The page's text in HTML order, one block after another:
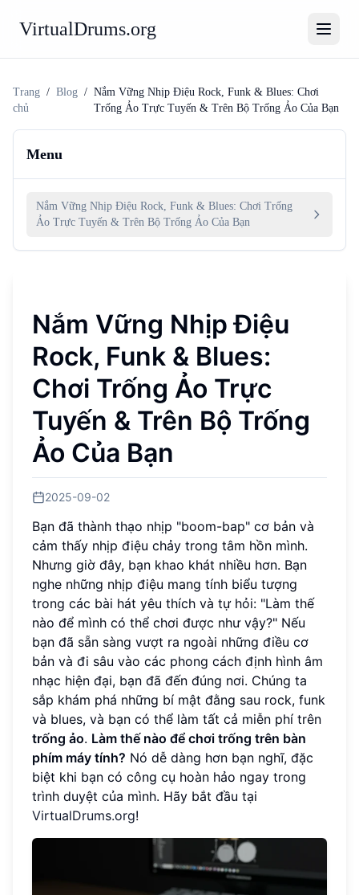
VirtualDrums.org
Trang
chủ
/ Blog / Nắm Vững Nhịp Điệu Rock, Funk & Blues: Chơi
Trống Ảo Trực Tuyến & Trên Bộ Trống Ảo Của Bạn
Menu
Nắm Vững Nhịp Điệu Rock, Funk & Blues: Chơi Trống
Ảo Trực Tuyến & Trên Bộ Trống Ảo Của Bạn
Nắm Vững Nhịp Điệu
Rock, Funk & Blues:
Chơi Trống Ảo Trực
Tuyến & Trên Bộ Trống
Ảo Của Bạn
2025-09-02
Bạn đã thành thạo nhịp "boom-bap" cơ bản và
cảm thấy nhịp điệu chảy trong tâm hồn mình.
Nhưng giờ đây, bạn khao khát nhiều hơn. Bạn
nghe những nhịp điệu mang tính biểu tượng
trong các bài hát yêu thích và tự hỏi: "Làm thế
nào để mình có thể chơi được như vậy?" Nếu
bạn đã sẵn sàng vượt ra ngoài những điều cơ
bản và đi sâu vào các phong cách định hình âm
nhạc hiện đại, bạn đã đến đúng nơi. Chúng ta
sắp khám phá những bí mật đằng sau rock, funk
và blues, và bạn có thể làm tất cả miễn phí trên
trống ảo. Làm thế nào để chơi trống trên bàn
phím máy tính? Nó dễ dàng hơn bạn nghĩ, đặc
biệt khi bạn có công cụ hoàn hảo ngay trong
trình duyệt của mình. Hãy bắt đầu tại
VirtualDrums.org!